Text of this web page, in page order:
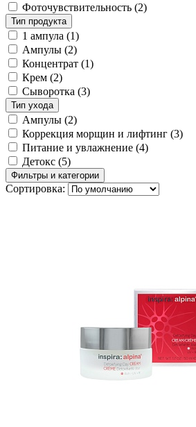
Фоточувствительность (2)
Тип продукта
1 ампула (1)
Ампулы (2)
Концентрат (1)
Крем (2)
Сыворотка (3)
Тип ухода
Ампулы (2)
Коррекция морщин и лифтинг (3)
Питание и увлажнение (4)
Детокс (5)
Фильтры и категории
Сортировка: